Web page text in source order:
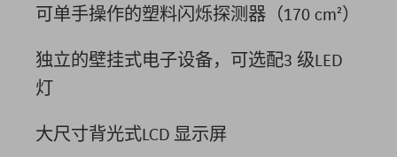
可单手操作的塑料闪烁探测器（170 cm²）
独立的壁挂式电子设备，可选配3 级LED
灯
大尺寸背光式LCD 显示屏